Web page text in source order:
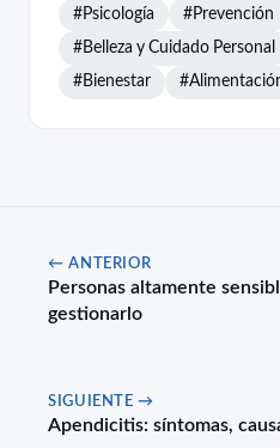
#Psicología #Prevención
#Belleza y Cuidado Personal
#Bienestar
← ANTERIOR
Personas altamente
gestionarlo
SIGUIENTE →
Apendicitis: síntomas,